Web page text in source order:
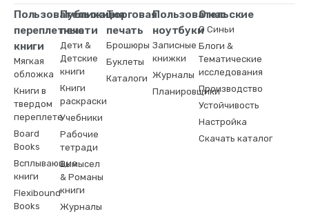
Пользовательские
переплетные
книги
Мягкая
обложка
Книги в
твердом
переплете
Board
Books
Всплывающие
книги
Flexibound
Books
Публикация
печати
Дети &
Детские
книги
Книги
раскраски
Учебники
Рабочие
тетради
Вымысел
& Романы
книги
Журналы
Торговая
печать
Брошюры
Буклеты
Каталоги
Пользовательские
ноутбуки
Записные
книжки
Журналы
Планировщики
О нас
О Синьи
Блоги &
Тематические
исследования
Производство
Устойчивость
Настройка
Скачать каталог